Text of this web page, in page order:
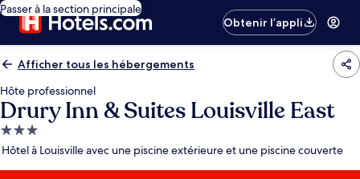
Passer à la section principale
Obtenir l’appli
Afficher tous les hébergements
Hôte professionnel
Drury Inn & Suites Louisville East
Hébergement
3.0 étoiles
Hôtel à Louisville avec une piscine extérieure et une piscine couverte